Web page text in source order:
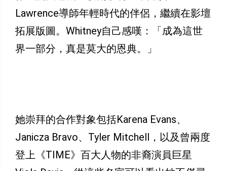
Lawrence導師年輕時代的伴侶，繼續在影壇
拓展版圖。Whitney自己感嘆：「成為這世
界一部分，真是莫大的恩典。」
她崇拜的合作對象包括Karena Evans、
Janicza Bravo、Tyler Mitchell，以及曾兩度
登上《TIME》百大人物的非裔演員巨星